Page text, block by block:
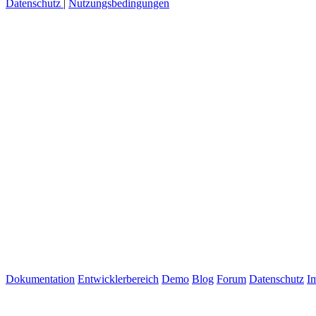
Datenschutz | Nutzungsbedingungen
Dokumentation Entwicklerbereich Demo Blog Forum Datenschutz